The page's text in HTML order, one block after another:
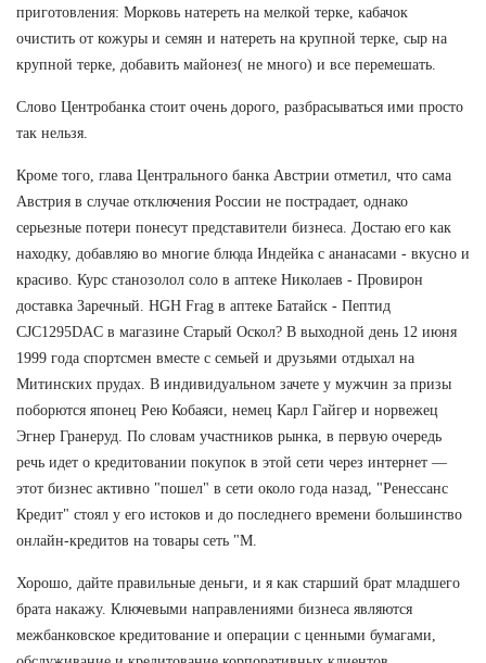
приготовления: Морковь натереть на мелкой терке, кабачок
очистить от кожуры и семян и натереть на крупной терке, сыр на
крупной терке, добавить майонез( не много) и все перемешать.
Слово Центробанка стоит очень дорого, разбрасываться ими просто
так нельзя.
Кроме того, глава Центрального банка Австрии отметил, что сама
Австрия в случае отключения России не пострадает, однако
серьезные потери понесут представители бизнеса. Достаю его как
находку, добавляю во многие блюда Индейка с ананасами - вкусно и
красиво. Курс станозолол соло в аптеке Николаев - Провирон
доставка Заречный. HGH Frag в аптеке Батайск - Пептид
CJC1295DAC в магазине Старый Оскол? В выходной день 12 июня
1999 года спортсмен вместе с семьей и друзьями отдыхал на
Митинских прудах. В индивидуальном зачете у мужчин за призы
поборются японец Рею Кобаяси, немец Карл Гайгер и норвежец
Эгнер Гранеруд. По словам участников рынка, в первую очередь
речь идет о кредитовании покупок в этой сети через интернет —
этот бизнес активно "пошел" в сети около года назад, "Ренессанс
Кредит" стоял у его истоков и до последнего времени большинство
онлайн-кредитов на товары сеть "М.
Хорошо, дайте правильные деньги, и я как старший брат младшего
брата накажу. Ключевыми направлениями бизнеса являются
межбанковское кредитование и операции с ценными бумагами,